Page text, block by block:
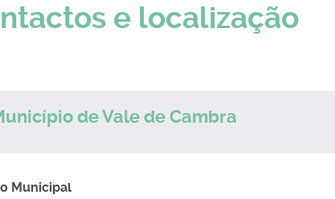
e localização
de Vale de Cambra
Municipal